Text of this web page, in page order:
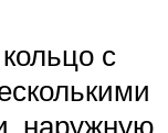
с
наружную